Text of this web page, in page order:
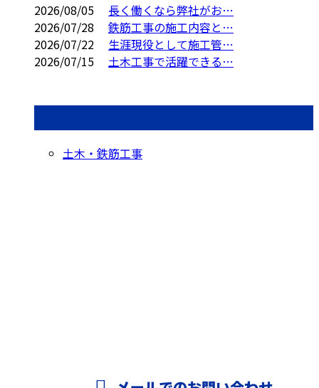
2026/08/05
長く働くなら弊社がお…
2026/07/28
鉄筋工事の施工内容と…
2026/07/22
生涯現役として施工管…
2026/07/15
土木工事で活躍できる…
土木・鉄筋工事